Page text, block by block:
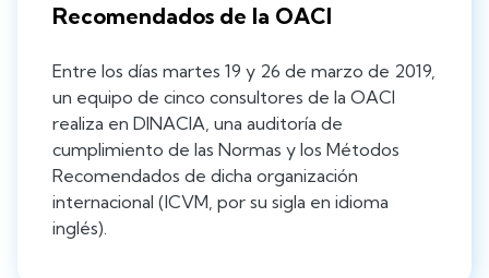
Recomendados de la OACI
Entre los días martes 19 y 26 de marzo de 2019,
un equipo de cinco consultores de la OACI
realiza en DINACIA, una auditoría de
cumplimiento de las Normas y los Métodos
Recomendados de dicha organización
internacional (ICVM, por su sigla en idioma
inglés).